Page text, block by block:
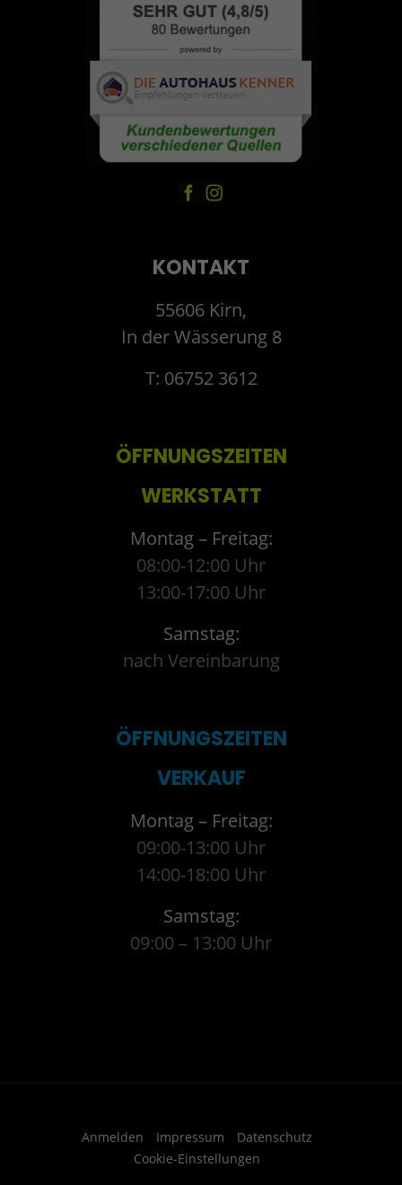
KONTAKT
55606 Kirn,
In der Wässerung 8
T: 06752 3612
ÖFFNUNGSZEITEN
WERKSTATT
Montag – Freitag:
08:00-12:00 Uhr
13:00-17:00 Uhr
Samstag:
nach Vereinbarung
ÖFFNUNGSZEITEN
VERKAUF
Montag – Freitag:
09:00-13:00 Uhr
14:00-18:00 Uhr
Samstag:
09:00 – 13:00 Uhr
Anmelden Impressum
Datenschutz
Cookie-Einstellungen